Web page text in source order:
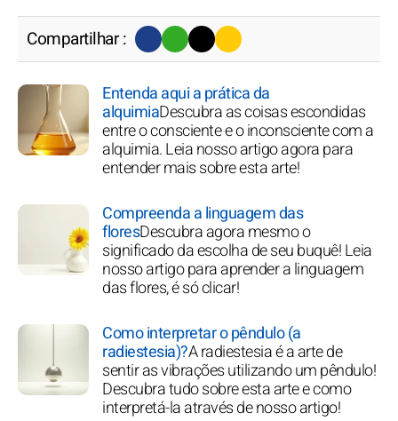
Compartilhar :
Entenda aqui a prática da
alquimiaDescubra as coisas escondidas
entre o consciente e o inconsciente com a
alquimia. Leia nosso artigo agora para
entender mais sobre esta arte!
Compreenda a linguagem das
floresDescubra agora mesmo o
significado da escolha de seu buquê! Leia
nosso artigo para aprender a linguagem
das flores, é só clicar!
Como interpretar o pêndulo (a
radiestesia)?A radiestesia é a arte de
sentir as vibrações utilizando um pêndulo!
Descubra tudo sobre esta arte e como
interpretá-la através de nosso artigo!